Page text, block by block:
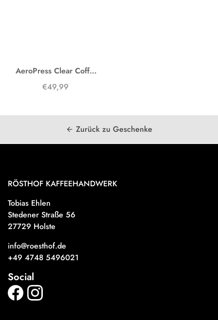
AeroPress Clear Coffee Maker
€49,99
arrow_back Zurück zu Geschenke
RÖSTHOF KAFFEEHANDWERK
Tobias Ehlen
Stedener Straße 56
27729 Holste
info@roesthof.de
+49 4748 5496021
Social